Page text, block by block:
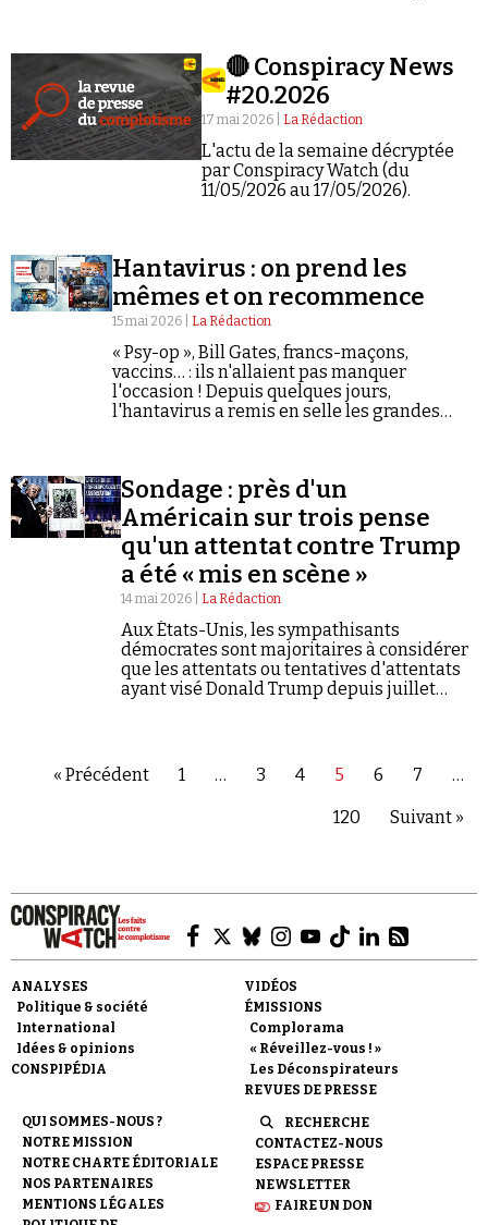
🔴 Conspiracy News
#20.2026
17 mai 2026 | La Rédaction
L'actu de la semaine décryptée
par Conspiracy Watch (du
11/05/2026 au 17/05/2026).
Hantavirus : on prend les
mêmes et on recommence
15 mai 2026 | La Rédaction
« Psy-op », Bill Gates, francs-maçons,
vaccins… : ils n'allaient pas manquer
l'occasion ! Depuis quelques jours,
l'hantavirus a remis en selle les grandes
Sondage : près d'un
Américain sur trois pense
qu'un attentat contre Trump
a été « mis en scène »
14 mai 2026 | La Rédaction
Aux États-Unis, les sympathisants
démocrates sont majoritaires à considérer
que les attentats ou tentatives d'attentats
ayant visé Donald Trump depuis juillet
« Précédent 1 … 3 4 5 6 7 …
120 Suivant »
ANALYSES
Politique & société
International
Idées & opinions
CONSPIPÉDIA
VIDÉOS
ÉMISSIONS
Complorama
« Réveillez-vous ! »
Les Déconspirateurs
REVUES DE PRESSE
QUI SOMMES-NOUS ?
NOTRE MISSION
NOTRE CHARTE ÉDITORIALE
NOS PARTENAIRES
MENTIONS LÉGALES
RECHERCHE
CONTACTEZ-NOUS
ESPACE PRESSE
NEWSLETTER
FAIRE UN DON